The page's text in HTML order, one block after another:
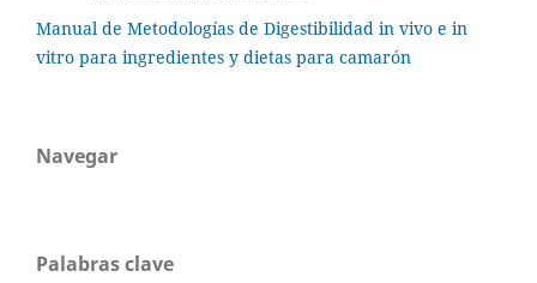
Manual de Metodologías de Digestibilidad in vivo e in
vitro para ingredientes y dietas para camarón
Navegar
Palabras clave